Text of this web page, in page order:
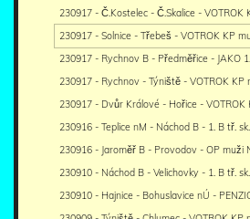
230917 - Č.Kostelec - Č.Skalice -
230917 - Solnice - Třebeš - VOTROK KP
230917 - Rychnov B - Předměřice - JAKO
230917 - Rychnov - Týniště - VOTROK
230917 - Dvůr Králové - Hořice - VOTROK
230916 - Teplice nM - Náchod B - 1. B tř.
230916 - Jaroměř B - Provodov - OP muži
230910 - Náchod B - Velichovky - 1. B tř.
230910 - Hajnice - Bohuslavice nÚ -